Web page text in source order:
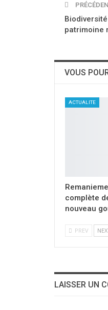
patrimoine
VOUS
ACTUALITE
complète
nouveau
PREV
LAISSER UN